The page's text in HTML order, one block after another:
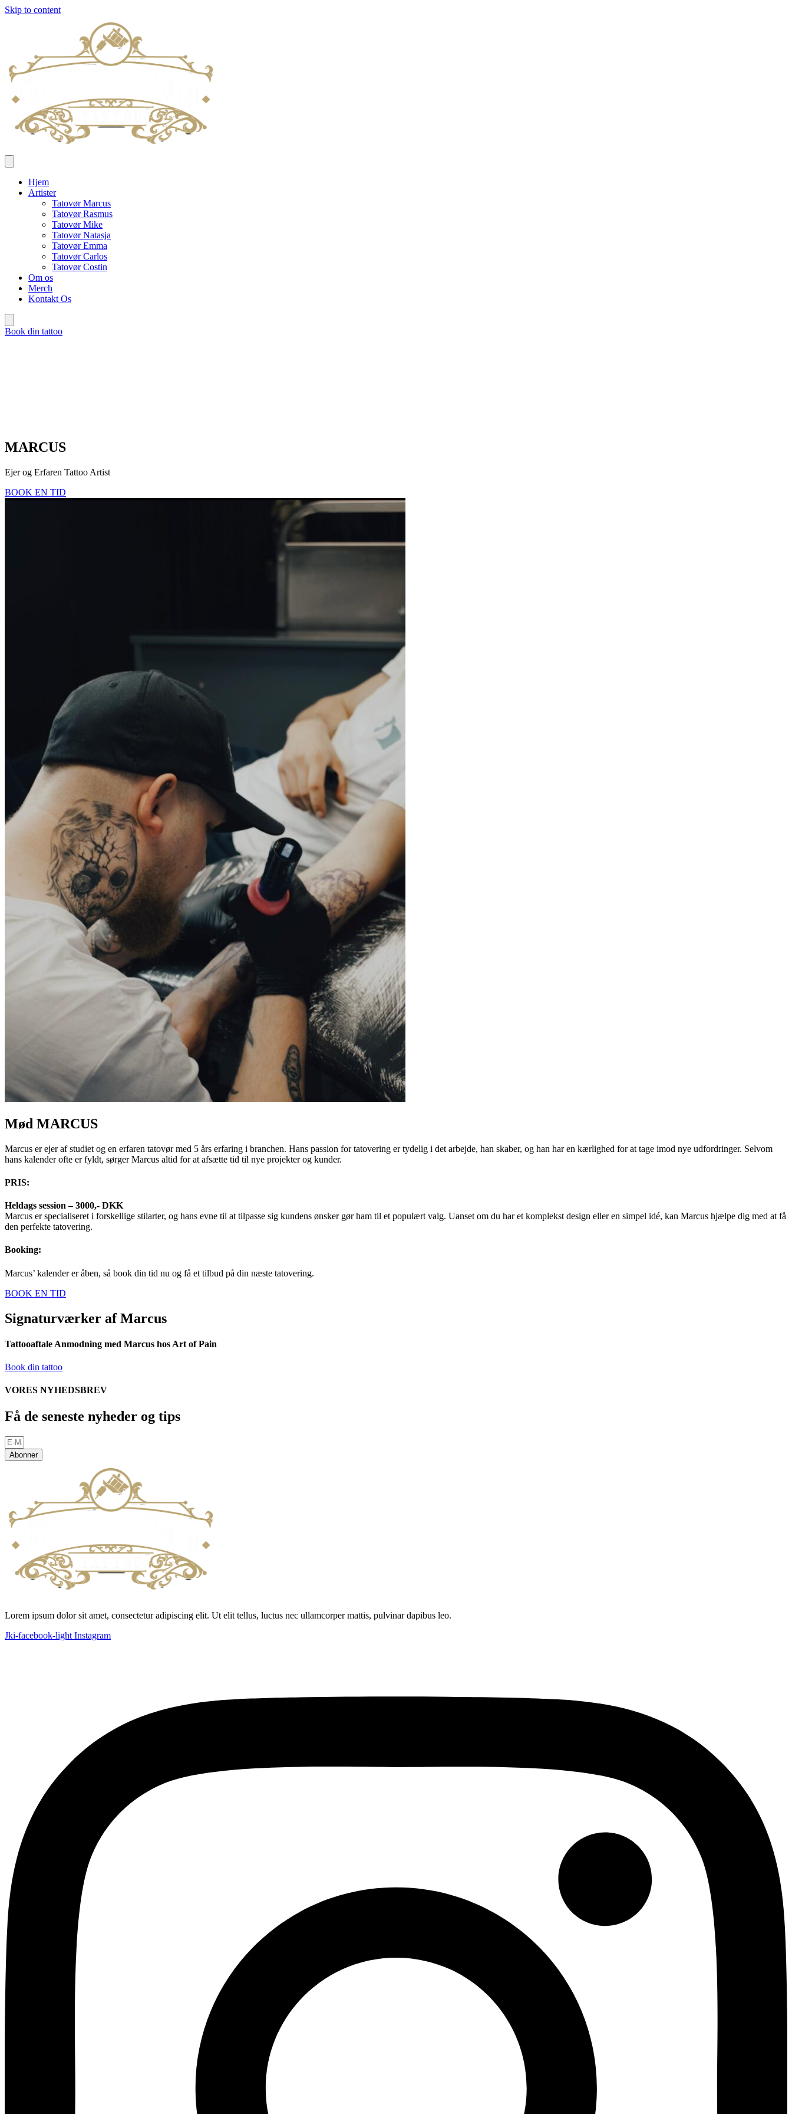
Skip to content
Hjem
Artister
Tatovør Marcus
Tatovør Rasmus
Tatovør Mike
Tatovør Natasja
Tatovør Emma
Tatovør Carlos
Tatovør Costin
Om os
Merch
Kontakt Os
Book din tattoo
MARCUS
Ejer og Erfaren Tattoo Artist
BOOK EN TID
Mød MARCUS
Marcus er ejer af studiet og en erfaren tatovør med 5 års erfaring i branchen. Hans passion for tatovering er tydelig i det arbejde, han skaber, og han har en kærlighed for at tage imod nye udfordringer. Selvom
hans kalender ofte er fyldt, sørger Marcus altid for at afsætte tid til nye projekter og kunder.
PRIS:
Heldags session – 3000,- DKK
Marcus er specialiseret i forskellige stilarter, og hans evne til at tilpasse sig kundens ønsker gør ham til et populært valg. Uanset om du har et komplekst design eller en simpel idé, kan Marcus hjælpe dig med at få
den perfekte tatovering.
Booking:
Marcus’ kalender er åben, så book din tid nu og få et tilbud på din næste tatovering.
BOOK EN TID
Signaturværker af Marcus
Tattooaftale Anmodning med Marcus hos Art of Pain
Book din tattoo
VORES NYHEDSBREV
Få de seneste nyheder og tips
Abonner
Lorem ipsum dolor sit amet, consectetur adipiscing elit. Ut elit tellus, luctus nec ullamcorper mattis, pulvinar dapibus leo.
Jki-facebook-light Instagram